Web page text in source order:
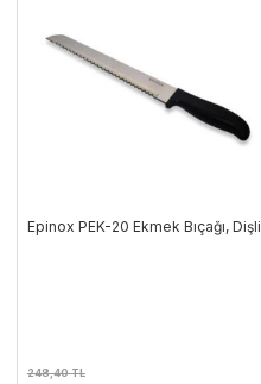
Epinox PEK-20 Ekmek Bıçağı, Dişli
248,40TL